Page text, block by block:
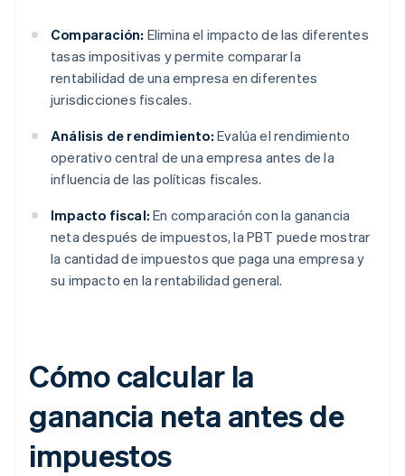
Comparación: Elimina el impacto de las diferentes
tasas impositivas y permite comparar la
rentabilidad de una empresa en diferentes
jurisdicciones fiscales.
Análisis de rendimiento: Evalúa el rendimiento
operativo central de una empresa antes de la
influencia de las políticas fiscales.
Impacto fiscal: En comparación con la ganancia
neta después de impuestos, la PBT puede mostrar
la cantidad de impuestos que paga una empresa y
su impacto en la rentabilidad general.
Cómo calcular la
ganancia neta antes de
impuestos